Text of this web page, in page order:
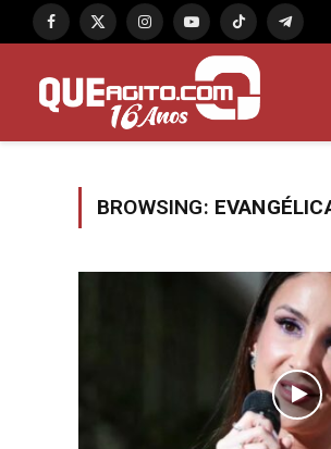
Facebook
X
InstagramYouTubeTikTok
BROWSING: